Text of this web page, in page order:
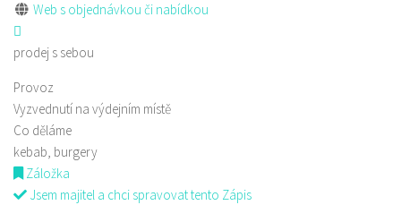
Web s objednávkou či nabídkou
prodej s sebou
Provoz
Vyzvednutí na výdejním místě
Co děláme
kebab, burgery
Záložka
Jsem majitel a chci spravovat tento Zápis